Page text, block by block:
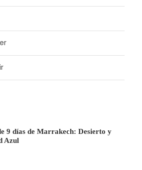
9 días de Marrakech: Desierto y
Azul